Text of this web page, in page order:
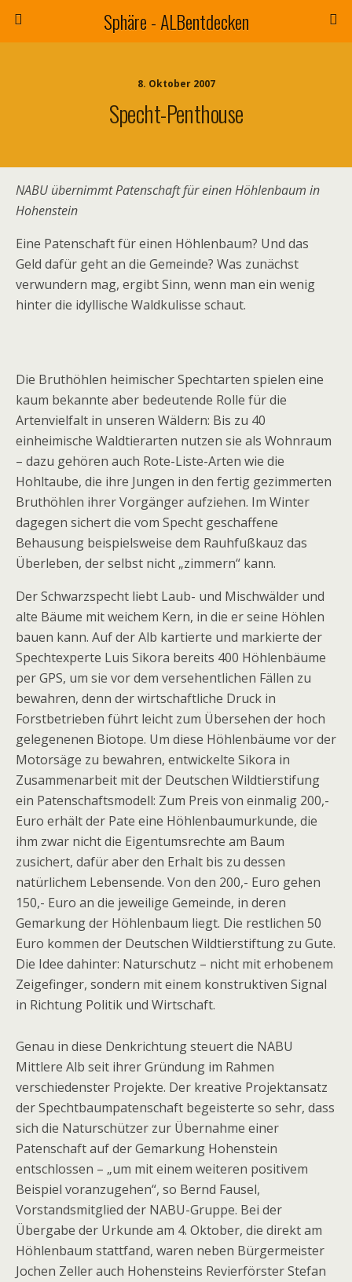
Sphäre - ALBentdecken
8. Oktober 2007
Specht-Penthouse
NABU übernimmt Patenschaft für einen Höhlenbaum in
Hohenstein
Eine Patenschaft für einen Höhlenbaum? Und das
Geld dafür geht an die Gemeinde? Was zunächst
verwundern mag, ergibt Sinn, wenn man ein wenig
hinter die idyllische Waldkulisse schaut.
Die Bruthöhlen heimischer Spechtarten spielen eine
kaum bekannte aber bedeutende Rolle für die
Artenvielfalt in unseren Wäldern: Bis zu 40
einheimische Waldtierarten nutzen sie als Wohnraum
– dazu gehören auch Rote-Liste-Arten wie die
Hohltaube, die ihre Jungen in den fertig gezimmerten
Bruthöhlen ihrer Vorgänger aufziehen. Im Winter
dagegen sichert die vom Specht geschaffene
Behausung beispielsweise dem Rauhfußkauz das
Überleben, der selbst nicht „zimmern“ kann.
Der Schwarzspecht liebt Laub- und Mischwälder und
alte Bäume mit weichem Kern, in die er seine Höhlen
bauen kann. Auf der Alb kartierte und markierte der
Spechtexperte Luis Sikora bereits 400 Höhlenbäume
per GPS, um sie vor dem versehentlichen Fällen zu
bewahren, denn der wirtschaftliche Druck in
Forstbetrieben führt leicht zum Übersehen der hoch
gelegenenen Biotope. Um diese Höhlenbäume vor der
Motorsäge zu bewahren, entwickelte Sikora in
Zusammenarbeit mit der Deutschen Wildtierstifung
ein Patenschaftsmodell: Zum Preis von einmalig 200,-
Euro erhält der Pate eine Höhlenbaumurkunde, die
ihm zwar nicht die Eigentumsrechte am Baum
zusichert, dafür aber den Erhalt bis zu dessen
natürlichem Lebensende. Von den 200,- Euro gehen
150,- Euro an die jeweilige Gemeinde, in deren
Gemarkung der Höhlenbaum liegt. Die restlichen 50
Euro kommen der Deutschen Wildtierstiftung zu Gute.
Die Idee dahinter: Naturschutz – nicht mit erhobenem
Zeigefinger, sondern mit einem konstruktiven Signal
in Richtung Politik und Wirtschaft.
Genau in diese Denkrichtung steuert die NABU
Mittlere Alb seit ihrer Gründung im Rahmen
verschiedenster Projekte. Der kreative Projektansatz
der Spechtbaumpatenschaft begeisterte so sehr, dass
sich die Naturschützer zur Übernahme einer
Patenschaft auf der Gemarkung Hohenstein
entschlossen – „um mit einem weiteren positivem
Beispiel voranzugehen“, so Bernd Fausel,
Vorstandsmitglied der NABU-Gruppe. Bei der
Übergabe der Urkunde am 4. Oktober, die direkt am
Höhlenbaum stattfand, waren neben Bürgermeister
Jochen Zeller auch Hohensteins Revierförster Stefan